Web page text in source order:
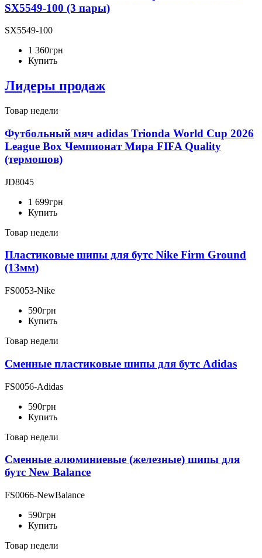
SX5549-100 (3 пары)
SX5549-100
1 360грн
Купить
Лидеры продаж
Товар недели
Футбольный мяч adidas Trionda World Cup 2026
League Box Чемпионат Мира FIFA Quality
(термошов)
JD8045
1 699грн
Купить
Товар недели
Пластиковые шипы для бутс Nike Firm Ground
(13мм)
FS0053-Nike
590грн
Купить
Товар недели
Сменные пластиковые шипы для бутс Adidas
FS0056-Adidas
590грн
Купить
Товар недели
Сменные алюминиевые (железные) шипы для
бутс New Balance
FS0066-NewBalance
590грн
Купить
Товар недели